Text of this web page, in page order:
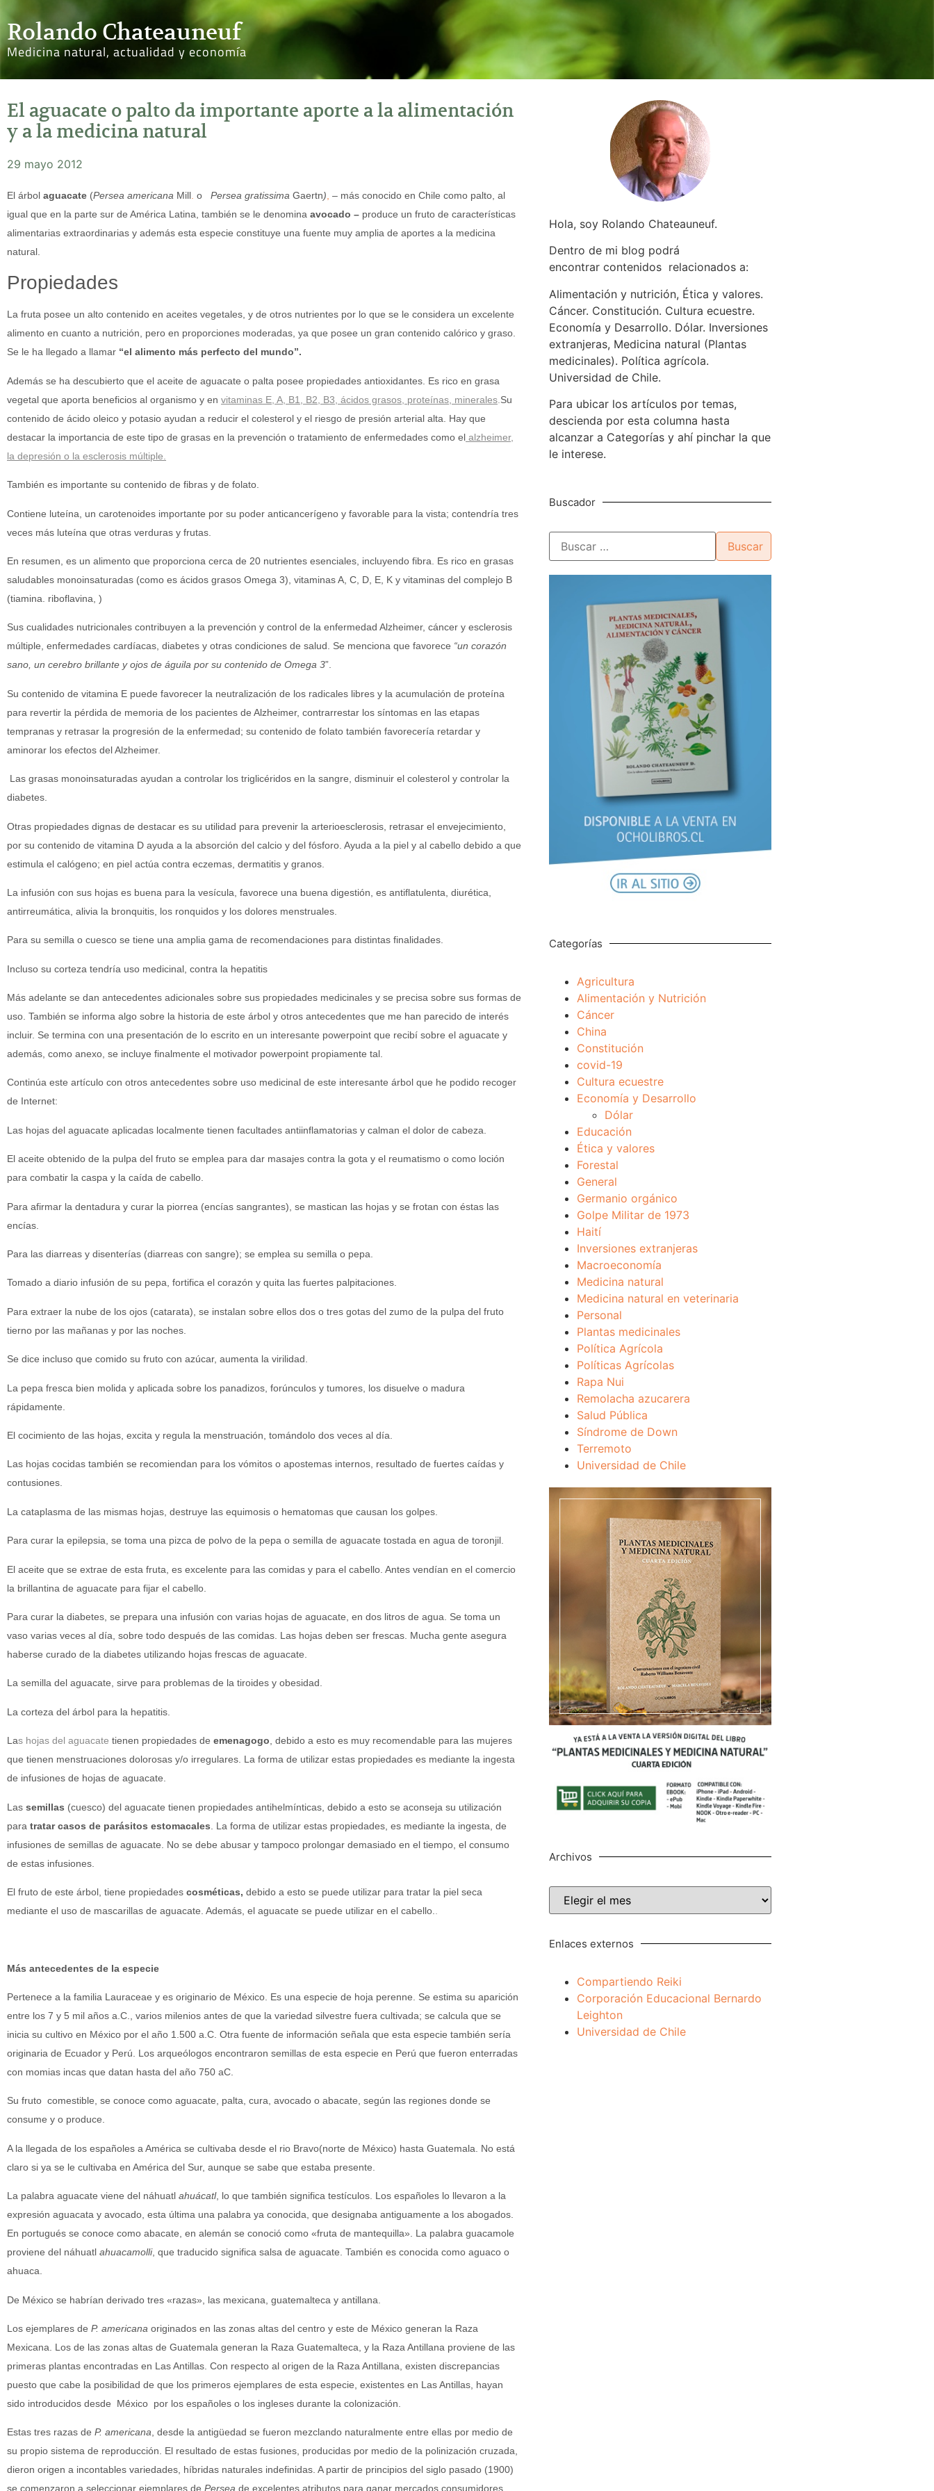
Rolando Chateauneuf
Medicina natural, actualidad y economía
El aguacate o palto da importante aporte a la alimentación
y a la medicina natural
29 mayo 2012
El árbol aguacate (Persea americana Mill o Persea gratissima Gaertn) – más conocido en Chile como palto, al
igual que en la parte sur de América Latina, también se le denomina avocado – produce un fruto de características
alimentarias extraordinarias y además esta especie constituye una fuente muy amplia de aportes a la medicina
natural.
Propiedades
La fruta posee un alto contenido en aceites vegetales, y de otros nutrientes por lo que se le considera un excelente
alimento en cuanto a nutrición, pero en proporciones moderadas, ya que posee un gran contenido calórico y graso.
Se le ha llegado a llamar “el alimento más perfecto del mundo”.
Además se ha descubierto que el aceite de aguacate o palta posee propiedades antioxidantes. Es rico en grasa
vegetal que aporta beneficios al organismo y en vitaminas E A B1 B2 B3 ácidos grasos proteínas minerales Su
contenido de ácido oleico y potasio ayudan a reducir el colesterol y el riesgo de presión arterial alta. Hay que
destacar la importancia de este tipo de grasas en la prevención o tratamiento de enfermedades como el alzheimer,
la depresión o la esclerosis múltiple
También es importante su contenido de fibras y de folato.
Contiene luteína, un carotenoides importante por su poder anticancerígeno y favorable para la vista; contendría tres
veces más luteína que otras verduras y frutas.
En resumen, es un alimento que proporciona cerca de 20 nutrientes esenciales, incluyendo fibra. Es rico en grasas
saludables monoinsaturadas (como es ácidos grasos Omega 3), vitaminas A, C, D, E, K y vitaminas del complejo B
(tiamina. riboflavina, )
Sus cualidades nutricionales contribuyen a la prevención y control de la enfermedad Alzheimer, cáncer y esclerosis
múltiple, enfermedades cardíacas, diabetes y otras condiciones de salud. Se menciona que favorece “un corazón
sano, un cerebro brillante y ojos de águila por su contenido de Omega 3”.
Su contenido de vitamina E puede favorecer la neutralización de los radicales libres y la acumulación de proteína
para revertir la pérdida de memoria de los pacientes de Alzheimer, contrarrestar los síntomas en las etapas
tempranas y retrasar la progresión de la enfermedad; su contenido de folato también favorecería retardar y
aminorar los efectos del Alzheimer.
Las grasas monoinsaturadas ayudan a controlar los triglicéridos en la sangre, disminuir el colesterol y controlar la
diabetes.
Otras propiedades dignas de destacar es su utilidad para prevenir la arterioesclerosis, retrasar el envejecimiento,
por su contenido de vitamina D ayuda a la absorción del calcio y del fósforo. Ayuda a la piel y al cabello debido a que
estimula el calógeno; en piel actúa contra eczemas, dermatitis y granos.
La infusión con sus hojas es buena para la vesícula, favorece una buena digestión, es antiflatulenta, diurética,
antirreumática, alivia la bronquitis, los ronquidos y los dolores menstruales.
Para su semilla o cuesco se tiene una amplia gama de recomendaciones para distintas finalidades.
Incluso su corteza tendría uso medicinal, contra la hepatitis
Más adelante se dan antecedentes adicionales sobre sus propiedades medicinales y se precisa sobre sus formas de
uso. También se informa algo sobre la historia de este árbol y otros antecedentes que me han parecido de interés
incluir. Se termina con una presentación de lo escrito en un interesante powerpoint que recibí sobre el aguacate y
además, como anexo, se incluye finalmente el motivador powerpoint propiamente tal.
Continúa este artículo con otros antecedentes sobre uso medicinal de este interesante árbol que he podido recoger
de Internet:
Las hojas del aguacate aplicadas localmente tienen facultades antiinflamatorias y calman el dolor de cabeza.
El aceite obtenido de la pulpa del fruto se emplea para dar masajes contra la gota y el reumatismo o como loción
para combatir la caspa y la caída de cabello.
Para afirmar la dentadura y curar la piorrea (encías sangrantes), se mastican las hojas y se frotan con éstas las
encías.
Para las diarreas y disenterías (diarreas con sangre); se emplea su semilla o pepa.
Tomado a diario infusión de su pepa, fortifica el corazón y quita las fuertes palpitaciones.
Para extraer la nube de los ojos (catarata), se instalan sobre ellos dos o tres gotas del zumo de la pulpa del fruto
tierno por las mañanas y por las noches.
Se dice incluso que comido su fruto con azúcar, aumenta la virilidad.
La pepa fresca bien molida y aplicada sobre los panadizos, forúnculos y tumores, los disuelve o madura
rápidamente.
El cocimiento de las hojas, excita y regula la menstruación, tomándolo dos veces al día.
Las hojas cocidas también se recomiendan para los vómitos o apostemas internos, resultado de fuertes caídas y
contusiones.
La cataplasma de las mismas hojas, destruye las equimosis o hematomas que causan los golpes.
Para curar la epilepsia, se toma una pizca de polvo de la pepa o semilla de aguacate tostada en agua de toronjil.
El aceite que se extrae de esta fruta, es excelente para las comidas y para el cabello. Antes vendían en el comercio
la brillantina de aguacate para fijar el cabello.
Para curar la diabetes, se prepara una infusión con varias hojas de aguacate, en dos litros de agua. Se toma un
vaso varias veces al día, sobre todo después de las comidas. Las hojas deben ser frescas. Mucha gente asegura
haberse curado de la diabetes utilizando hojas frescas de aguacate.
La semilla del aguacate, sirve para problemas de la tiroides y obesidad.
La corteza del árbol para la hepatitis.
Las hojas del aguacate tienen propiedades de emenagogo , debido a esto es muy recomendable para las mujeres
que tienen menstruaciones dolorosas y/o irregulares. La forma de utilizar estas propiedades es mediante la ingesta
de infusiones de hojas de aguacate.
Las semillas (cuesco) del aguacate tienen propiedades antihelmínticas, debido a esto se aconseja su utilización
para tratar casos de parásitos estomacales . La forma de utilizar estas propiedades, es mediante la ingesta, de
infusiones de semillas de aguacate. No se debe abusar y tampoco prolongar demasiado en el tiempo, el consumo
de estas infusiones.
El fruto de este árbol, tiene propiedades cosméticas, debido a esto se puede utilizar para tratar la piel seca
mediante el uso de mascarillas de aguacate. Además, el aguacate se puede utilizar en el cabello.
Más antecedentes de la especie
Pertenece a la familia Lauraceae y es originario de México. Es una especie de hoja perenne. Se estima su aparición
entre los 7 y 5 mil años a.C., varios milenios antes de que la variedad silvestre fuera cultivada; se calcula que se
inicia su cultivo en México por el año 1.500 a.C. Otra fuente de información señala que esta especie también sería
originaria de Ecuador y Perú. Los arqueólogos encontraron semillas de esta especie en Perú que fueron enterradas
con momias incas que datan hasta del año 750 aC.
Su fruto comestible, se conoce como aguacate, palta, cura, avocado o abacate, según las regiones donde se
consume y o produce.
A la llegada de los españoles a América se cultivaba desde el rio Bravo(norte de México) hasta Guatemala. No está
claro si ya se le cultivaba en América del Sur, aunque se sabe que estaba presente.
La palabra aguacate viene del náhuatl ahuácatl, lo que también significa testículos. Los españoles lo llevaron a la
expresión aguacata y avocado, esta última una palabra ya conocida, que designaba antiguamente a los abogados.
En portugués se conoce como abacate, en alemán se conoció como «fruta de mantequilla». La palabra guacamole
proviene del náhuatl ahuacamolli, que traducido significa salsa de aguacate. También es conocida como aguaco o
ahuaca.
De México se habrían derivado tres «razas», las mexicana, guatemalteca y antillana.
Los ejemplares de P. americana originados en las zonas altas del centro y este de México generan la Raza
Mexicana. Los de las zonas altas de Guatemala generan la Raza Guatemalteca, y la Raza Antillana proviene de las
primeras plantas encontradas en Las Antillas. Con respecto al origen de la Raza Antillana, existen discrepancias
puesto que cabe la posibilidad de que los primeros ejemplares de esta especie, existentes en Las Antillas, hayan
sido introducidos desde México por los españoles o los ingleses durante la colonización.
Estas tres razas de P. americana, desde la antigüedad se fueron mezclando naturalmente entre ellas por medio de
su propio sistema de reproducción. El resultado de estas fusiones, producidas por medio de la polinización cruzada,
dieron origen a incontables variedades, híbridas naturales indefinidas. A partir de principios del siglo pasado (1900)
se comenzaron a seleccionar ejemplares de Persea de excelentes atributos para ganar mercados consumidores,
Hola, soy Rolando Chateauneuf.
Dentro de mi blog podrá
encontrar contenidos relacionados a:
Alimentación y nutrición, Ética y valores.
Cáncer. Constitución. Cultura ecuestre.
Economía y Desarrollo. Dólar. Inversiones
extranjeras, Medicina natural (Plantas
medicinales). Política agrícola.
Universidad de Chile.
Para ubicar los artículos por temas,
descienda por esta columna hasta
alcanzar a Categorías y ahí pinchar la que
le interese.
Buscador
Categorías
Agricultura
Alimentación y Nutrición
Cáncer
China
Constitución
covid-19
Cultura ecuestre
Economía y Desarrollo
Dólar
Educación
Ética y valores
Forestal
General
Germanio orgánico
Golpe Militar de 1973
Haití
Inversiones extranjeras
Macroeconomía
Medicina natural
Medicina natural en veterinaria
Personal
Plantas medicinales
Política Agrícola
Políticas Agrícolas
Rapa Nui
Remolacha azucarera
Salud Pública
Síndrome de Down
Terremoto
Universidad de Chile
Archivos
Enlaces externos
Compartiendo Reiki
Corporación Educacional Bernardo
Leighton
Universidad de Chile